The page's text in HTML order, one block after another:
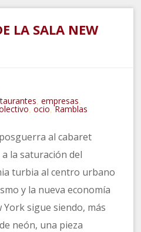
LA SALA NEW
,empresas
,ocio Ramblas
al cabaret
la saturación del
turbia al centro urbano
y la nueva economía
York sigue siendo, más
neón, una pieza